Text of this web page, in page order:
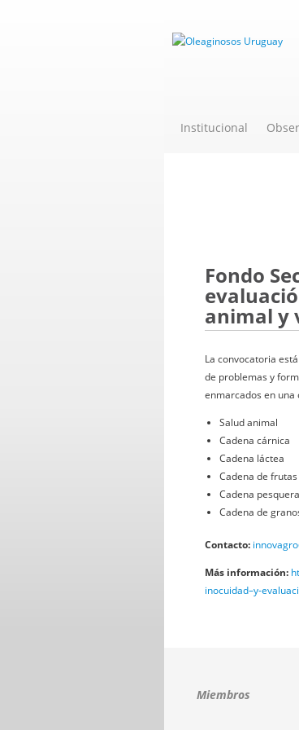
Institucional
Fondo
animal y
La convocatoria
de problemas y
enmarcados en
Salud animal
Cadena cárnica
Cadena láctea
Cadena de
Cadena pesquera
Cadena de
Contacto:
Más información:
inocuidad–y-
Miembros